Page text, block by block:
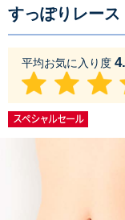
すっぽりレース
平均お気に入り度